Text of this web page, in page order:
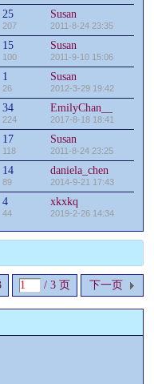
25
207
Susan
2011-8-24 23:35
15
100
Susan
2011-9-10 15:06
1
26
Susan
2012-3-29 19:42
34
224
EmilyChan__
2017-8-18 18:41
17
118
Susan
2011-8-24 23:25
14
89
daniela_chen
2014-9-21 17:43
4
44
xkxkq
2019-2-26 14:34
/ 3 页 下一页